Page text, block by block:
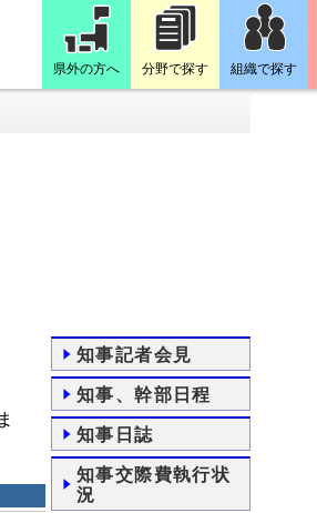
県外の方へ 分野で探す 組織で探す
知事記者会見
知事、幹部日程
知事日誌
知事交際費執行状
況